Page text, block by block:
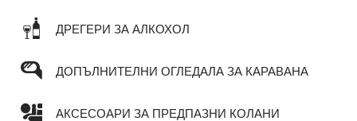
ДРЕГЕРИ ЗА АЛКОХОЛ
ДОПЪЛНИТЕЛНИ ОГЛЕДАЛА ЗА КАРАВАНА
АКСЕСОАРИ ЗА ПРЕДПАЗНИ КОЛАНИ